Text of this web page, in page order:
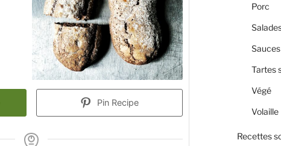
Pin Recipe
Porc
Tartes
Végé
Volaille
Recettes